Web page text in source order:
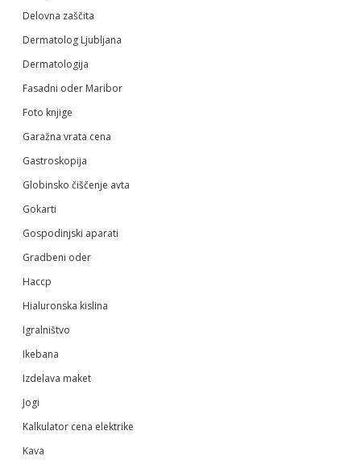
Delovna zaščita
Dermatolog Ljubljana
Dermatologija
Fasadni oder Maribor
Foto knjige
Garažna vrata cena
Gastroskopija
Globinsko čiščenje avta
Gokarti
Gospodinjski aparati
Gradbeni oder
Haccp
Hialuronska kislina
Igralništvo
Ikebana
Izdelava maket
Jogi
Kalkulator cena elektrike
Kava